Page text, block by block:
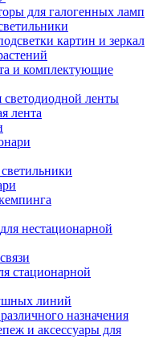
для галогенных ламп
картин и зеркал
и комплектующие
ленты
лента
нестационарной
стационарной
линий
назначения
и аксессуары для